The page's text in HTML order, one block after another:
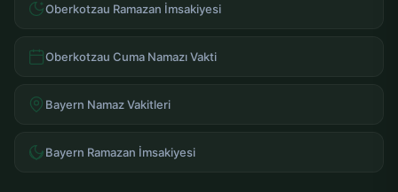
Oberkotzau Ramazan İmsakiyesi
Oberkotzau Cuma Namazı Vakti
Bayern Namaz Vakitleri
Bayern Ramazan İmsakiyesi